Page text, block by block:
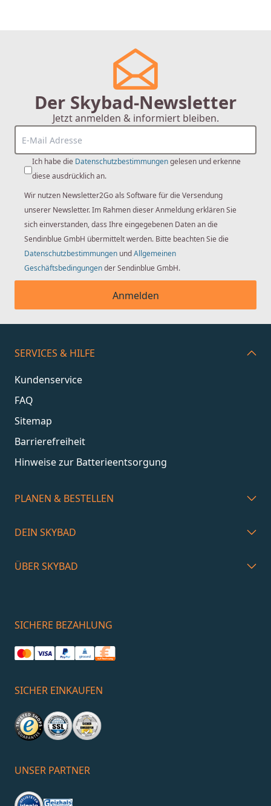
Der Skybad-Newsletter
Jetzt anmelden & informiert bleiben.
Ich habe die Datenschutzbestimmungengelesen und erkenne
diese ausdrücklich an.
Wir nutzen Newsletter2Go als Software für die Versendung
unserer Newsletter. Im Rahmen dieser Anmeldung erklären Sie
sich einverstanden, dass Ihre eingegebenen Daten an die
Sendinblue GmbH übermittelt werden. Bitte beachten Sie die
Datenschutzbestimmungen undAllgemeinen
Geschäftsbedingungender Sendinblue GmbH.
Anmelden
SERVICES & HILFE
Kundenservice
FAQ
Sitemap
Barrierefreiheit
Hinweise zur Batterieentsorgung
PLANEN & BESTELLEN
DEIN SKYBAD
ÜBER SKYBAD
SICHERE BEZAHLUNG
SICHER EINKAUFEN
UNSER PARTNER